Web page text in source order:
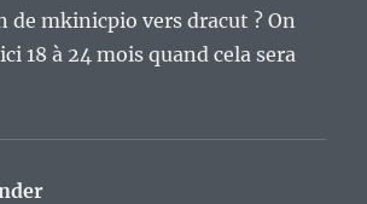
de mkinicpio vers dracut ? On
18 à 24 mois quand cela sera